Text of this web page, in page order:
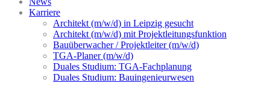
Karriere
Architekt (m/w/d) in Leipzig gesucht
Architekt (m/w/d) mit Projektleitungsfunktion
Bauüberwacher / Projektleiter (m/w/d)
TGA-Planer (m/w/d)
Duales Studium: TGA-Fachplanung
Duales Studium: Bauingenieurwesen